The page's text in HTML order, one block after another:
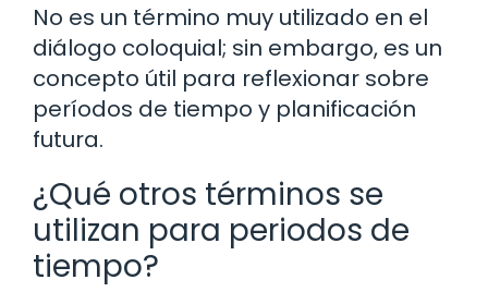
No es un término muy utilizado en el
diálogo coloquial; sin embargo, es un
concepto útil para reflexionar sobre
períodos de tiempo y planificación
futura.
¿Qué otros términos se
utilizan para periodos de
tiempo?